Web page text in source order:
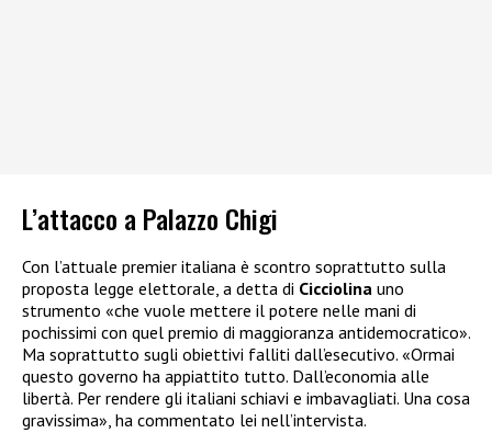
L’attacco a Palazzo Chigi
Con l’attuale premier italiana è scontro soprattutto sulla
proposta legge elettorale, a detta di Cicciolina uno
strumento «che vuole mettere il potere nelle mani di
pochissimi con quel premio di maggioranza antidemocratico».
Ma soprattutto sugli obiettivi falliti dall’esecutivo. «Ormai
questo governo ha appiattito tutto. Dall’economia alle
libertà. Per rendere gli italiani schiavi e imbavagliati. Una cosa
gravissima», ha commentato lei nell’intervista.